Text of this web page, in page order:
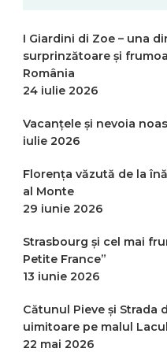
I Giardini di Zoe – una
surprinzătoare și
România
24 iulie 2026
Vacanțele și nevoia
iulie 2026
Florența văzută de la
al Monte
29 iunie 2026
Strasbourg și cel mai
Petite France”
13 iunie 2026
Cătunul Pieve și Strada
uimitoare pe malul
22 mai 2026